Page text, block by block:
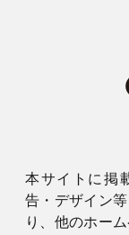
本サイトに掲
告・デザイン
り、他のホー